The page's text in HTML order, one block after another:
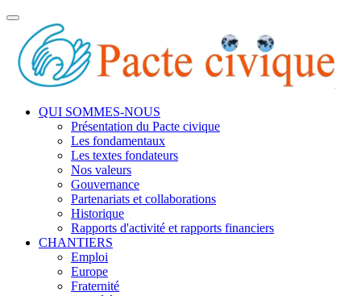
Toggle
navigation
QUI SOMMES-NOUS
Présentation du Pacte civique
Les fondamentaux
Les textes fondateurs
Nos valeurs
Gouvernance
Partenariats et collaborations
Historique
Rapports d'activité et rapports financiers
CHANTIERS
Emploi
Europe
Fraternité